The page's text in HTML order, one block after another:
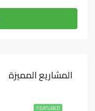
المشاريع المميزة
FEATURED